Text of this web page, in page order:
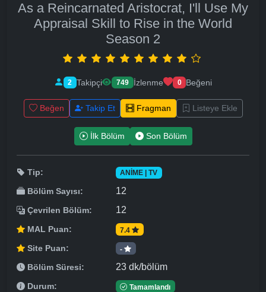
As a Reincarnated Aristocrat, I'll Use My
Appraisal Skill to Rise in the World
Season 2
2 Takipçi 749 İzlenme 0 Beğeni
Beğen Takip Et Fragman Listeye Ekle
İlk Bölüm Son Bölüm
Tip: ANIME | TV
Bölüm Sayısı: 12
Çevrilen Bölüm: 12
MAL Puan: 7.4
Site Puan: -
Bölüm Süresi: 23 dk/bölüm
Durum: Tamamlandı